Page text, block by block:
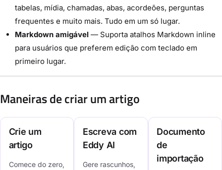
tabelas, mídia, chamadas, abas, acordeões, perguntas
frequentes e muito mais. Tudo em um só lugar.
Markdown amigável — Suporta atalhos Markdown inline
para usuários que preferem edição com teclado em
primeiro lugar.
Maneiras de criar um artigo
Crie um
artigo
Comece do zero,
Escreva com
Eddy AI
Gere rascunhos,
Documento
de
importação